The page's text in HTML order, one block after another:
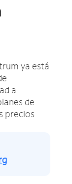
ya está
a
de
precios